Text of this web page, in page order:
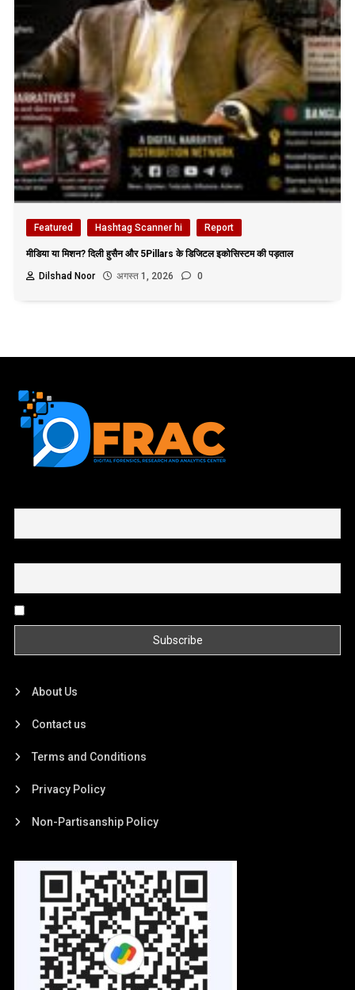
Featured Hashtag Scanner hi Report
मीडिया या मिशन? दिली हुसैन और 5Pillars के डिजिटल इकोसिस्टम की पड़ताल
Dilshad Noor
अगस्त 1, 2026 0
About Us
Contact us
Terms and Conditions
Privacy Policy
Non-Partisanship Policy